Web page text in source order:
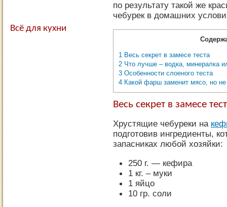
по результату такой же
чебурек в домашних
1 Весь секрет в замесе теста
2 Что лучше – водка, минералка
3 Особенности слоеного теста
4 Какой фарш заменит мясо, но не
Весь секрет в замесе
Хрустящие чебуреки на
подготовив ингредиенты,
запасниках любой хозяйки:
250 г. — кефира
1 кг. – муки
1 яйцо
10 гр. соли
Всё для кухни